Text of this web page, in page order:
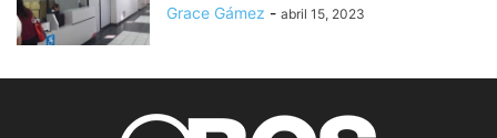
Grace Gámez - abril 15, 2023